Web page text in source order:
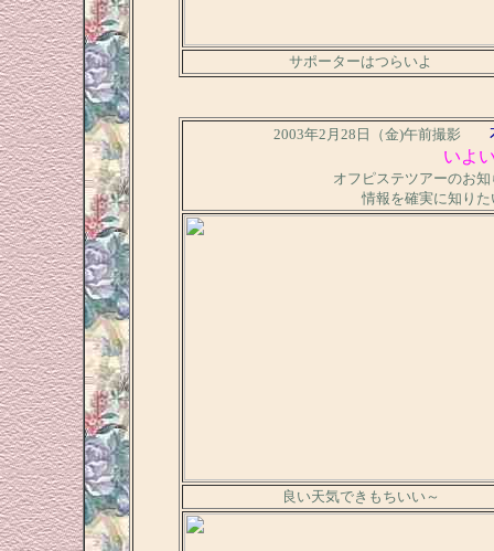
サポーターはつらいよ
2003年2月28日（金)午前撮影
いよ
オフピステツアーのお
情報を確実に知りた
良い天気できもちいい～